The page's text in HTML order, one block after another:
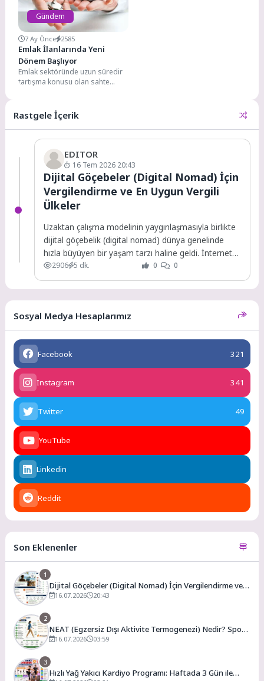
Gündem
7 Ay Önce 2585
Emlak İlanlarında Yeni
Dönem Başlıyor
Emlak sektöründe uzun süredir
tartışma konusu olan sahte
Rastgele İçerik
EDITOR
16 Tem 2026 20:43
Dijital Göçebeler (Digital Nomad) İçin
Vergilendirme ve En Uygun Vergili
Ülkeler
Uzaktan çalışma modelinin yaygınlaşmasıyla birlikte
dijital göçebelik (digital nomad) dünya genelinde
hızla büyüyen bir yaşam tarzı haline geldi. İnternet
bağlantısının...
2906 5 dk. 0 0
Sosyal Medya Hesaplarımız
Facebook 321
Instagram 341
Twitter 49
YouTube
Linkedin
Reddit
Son Eklenenler
1
Dijital Göçebeler (Digital Nomad) İçin Vergilendirme ve
En Uygun Vergili Ülkeler
16.07.2026 20:43
2
NEAT (Egzersiz Dışı Aktivite Termogenezi) Nedir? Spor
Salonuna Gitmeden Günlük Kalori Yakımınızı Artırmanın
16.07.2026 03:59
3
Hızlı Yağ Yakıcı Kardiyo Programı: Haftada 3 Gün ile